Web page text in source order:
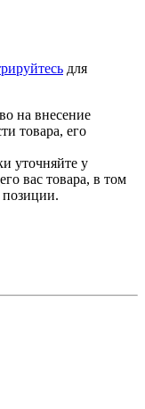
для
на внесение
товара, его
уточняйте у
вас товара, в том